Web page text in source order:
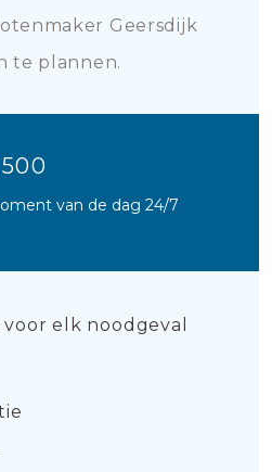
Geersdijk
te plannen.
van de dag 24/7
elk noodgeval